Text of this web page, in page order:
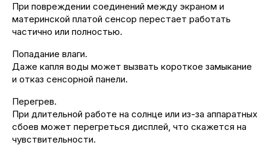
При повреждении соединений между экраном и
материнской платой сенсор перестает работать
частично или полностью.
Попадание влаги.
Даже капля воды может вызвать короткое замыкание
и отказ сенсорной панели.
Перегрев.
При длительной работе на солнце или из-за аппаратных
сбоев может перегреться дисплей, что скажется на
чувствительности.